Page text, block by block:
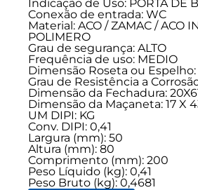
Indicação de Uso: PORTA DE
Conexão de entrada: WC
Material: ACO / ZAMAC / ACO
POLIMERO
Grau de segurança: ALTO
Frequência de uso: MEDIO
Dimensão Roseta ou
Grau de Resistência a
Dimensão da Fechadura:
Dimensão da Maçaneta: 17 X
UM DIPI: KG
Conv. DIPI: 0,41
Largura (mm): 50
Altura (mm): 80
Comprimento (mm): 200
Peso Líquido (kg): 0,41
Peso Bruto (kg): 0,4681